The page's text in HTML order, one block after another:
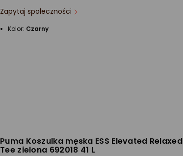
Zapytaj społeczności
Kolor: Czarny
Puma Koszulka męska ESS Elevated Relaxed
Tee zielona 692018 41 L